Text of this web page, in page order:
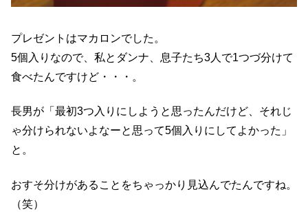
プレゼントはマカロンでした。
5個入りなので、私とダンナ、息子たち3人で1つづ分けて
食べたんですけど・・・。
長男が「最初3つ入りにしようと思ったんだけど、それじ
ゃ分けられないよなーと思って5個入りにしてよかった」
と。
おすそ分けがあることをちゃっかり見込んでたんですね。
（笑）